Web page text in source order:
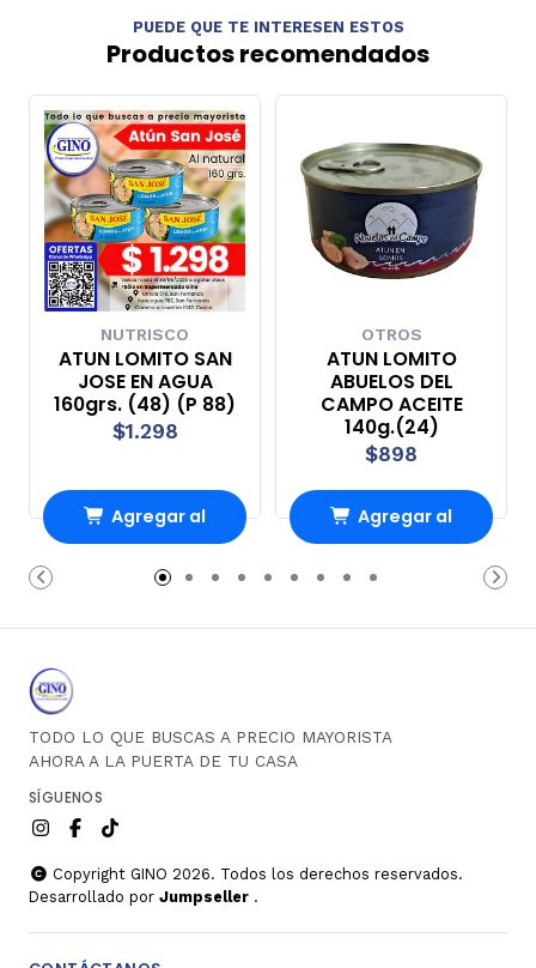
PUEDE QUE TE INTERESEN ESTOS
Productos recomendados
NUTRISCO
ATUN LOMITO SAN
JOSE EN AGUA
160grs. (48) (P 88)
$1.298
Agregar al
Carro
OTROS
ATUN LOMITO
ABUELOS DEL
CAMPO ACEITE
140g.(24)
$898
Agregar al
Carro
TODO LO QUE BUSCAS A PRECIO MAYORISTA
AHORA A LA PUERTA DE TU CASA
SÍGUENOS
Copyright GINO 2026. Todos los derechos reservados.
Desarrollado por Jumpseller .